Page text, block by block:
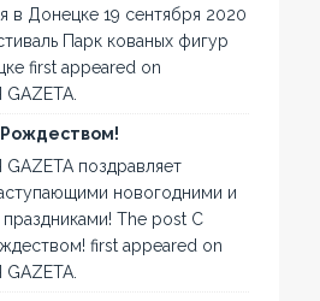
в Донецке 19 сентября 2020
Парк кованых фигур
first appeared on
поздравляет
новогодними и
The post С
first appeared on